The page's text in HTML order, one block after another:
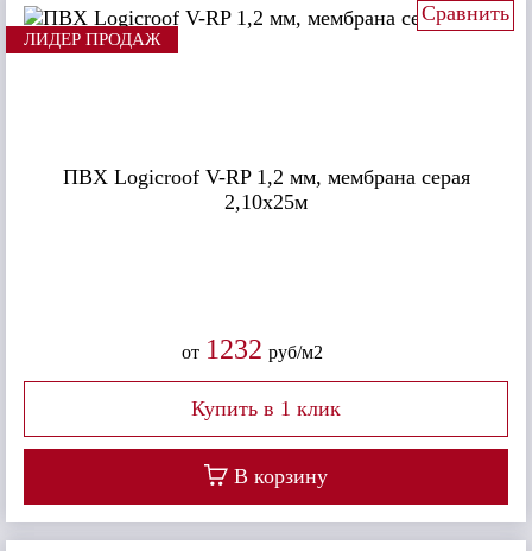
ЛИДЕР ПРОДАЖ
ПВХ Logicroof V-RP 1,2 мм, мембрана серая
2,10х25м
от 1232 руб/м2
В корзину
Сравнить